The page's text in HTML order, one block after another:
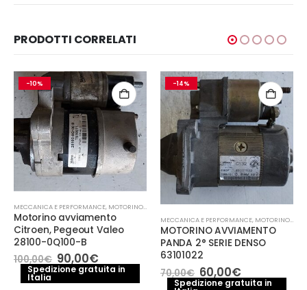
PRODOTTI CORRELATI
-10%
MECCANICA E PERFORMANCE, MOTORINO AVVIAMENTO
Motorino avviamento
Citroen, Pegeout Valeo
28100-0Q100-B
100,00€ Il
prezzo
originale
90,00€Il
prezzo
attuale
Spedizione gratuita in
Italia
-14%
MECCANICA E PERFORMANCE, MOTORINO AVVIAMENTO
MOTORINO AVVIAMENTO
PANDA 2° SERIE DENSO
63101022
70,00€ Il
prezzo
60,00€Il
prezzo
Spedizione gratuita in